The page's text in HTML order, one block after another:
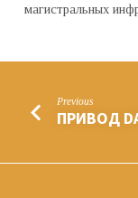
магистральных
Previous
ПРИВОД